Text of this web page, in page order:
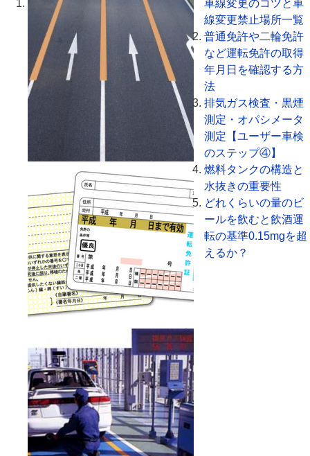
車線変更のコツと車
線変更禁止場所一覧
普通免許や二輪免許
など運転免許の取得
年月日を確認する方
法
排気ガス検査・黒煙
測定・オパシメータ
測定【ユーザー車検
のステップ④】
燃料タンクの構造と
水抜きの重要性
どれくらいの量のビ
ールを飲むと飲酒運
転の基準0.15mgを超
えるか？